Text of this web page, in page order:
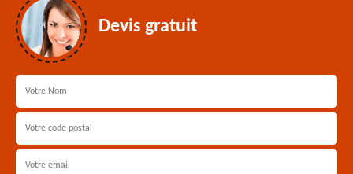
Devis gratuit